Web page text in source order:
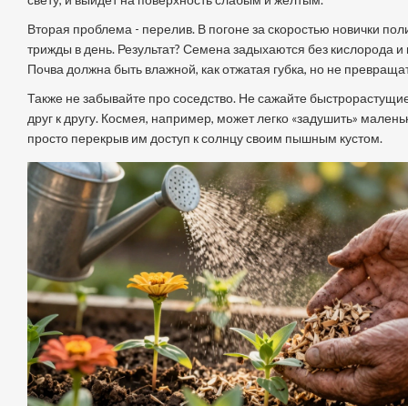
Вторая проблема - перелив. В погоне за скоростью новички
трижды в день. Результат? Семена задыхаются без кислорода и
Почва должна быть влажной, как отжатая губка, но не
Также не забывайте про соседство. Не сажайте
друг к другу. Космея, например, может легко «задушить»
просто перекрыв им доступ к солнцу своим пышным кустом.